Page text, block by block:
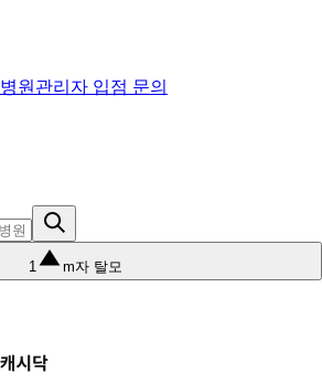
병원관리자 입점 문의
1 m자 탈모